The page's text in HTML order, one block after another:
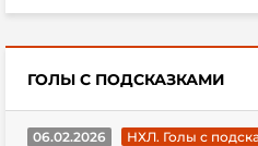
ГОЛЫ С ПОДСКАЗКАМИ
06.02.2026
НХЛ. Голы с